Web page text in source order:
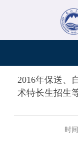
2016年保送、
术特长生招生
时